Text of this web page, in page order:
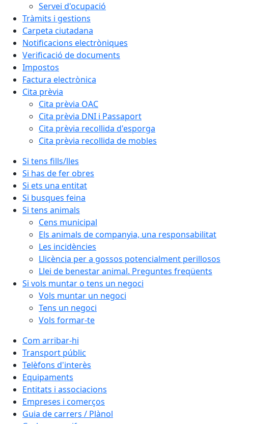
Servei d'ocupació
Tràmits i gestions
Carpeta ciutadana
Notificacions electròniques
Verificació de documents
Impostos
Factura electrònica
Cita prèvia
Cita prèvia OAC
Cita prèvia DNI i Passaport
Cita prèvia recollida d'esporga
Cita prèvia recollida de mobles
Si tens fills/lles
Si has de fer obres
Si ets una entitat
Si busques feina
Si tens animals
Cens municipal
Els animals de companyia, una responsabilitat
Les incidències
Llicència per a gossos potencialment perillosos
Llei de benestar animal. Preguntes freqüents
Si vols muntar o tens un negoci
Vols muntar un negoci
Tens un negoci
Vols formar-te
Com arribar-hi
Transport públic
Telèfons d'interès
Equipaments
Entitats i associacions
Empreses i comerços
Guia de carrers / Plànol